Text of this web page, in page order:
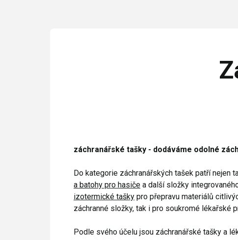
záchranářské tašky - dodáváme odolné
Do kategorie záchranářských tašek patří nejen
a batohy pro hasiče a další složky
izotermické tašky pro přepravu materiálů
záchranné složky, tak i pro soukromé lékařské
Podle svého účelu jsou záchranářské tašky a